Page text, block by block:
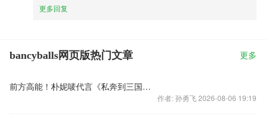
更多回复
bancyballs网页版热门文章 更多
前方高能！朴妮唛代言《私奔到三国》照片曝光
作者: 孙勇飞 2026-08-06 19:19